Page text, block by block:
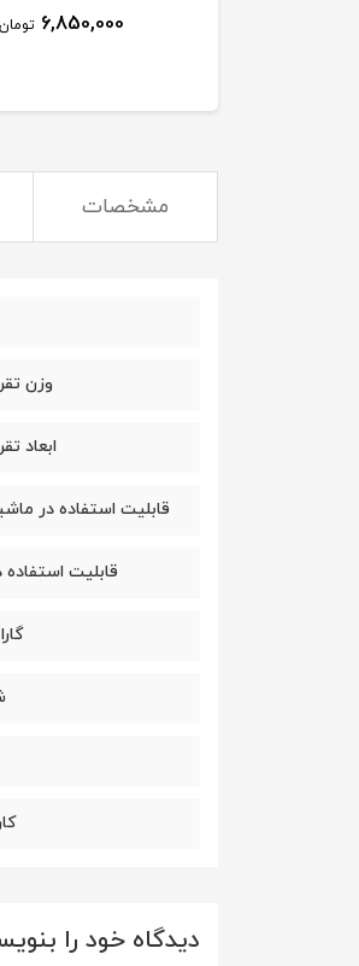
6,850,000 تومان
مشخصات
وزن
ابعاد
قابلیت استفاده در
قابلیت استفاده
دیدگاه خود را